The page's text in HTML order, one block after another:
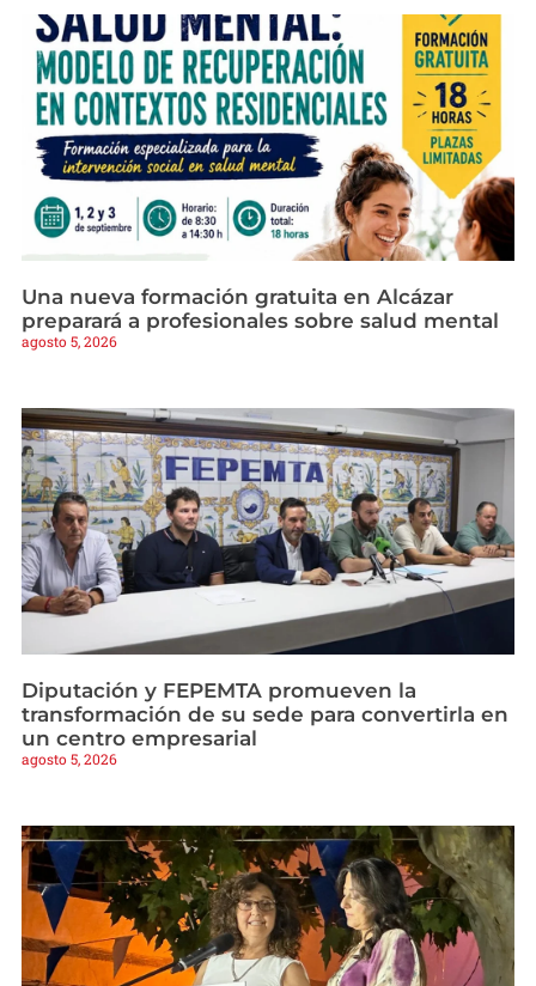
Una nueva formación gratuita en Alcázar
preparará a profesionales sobre salud mental
agosto 5, 2026
Diputación y FEPEMTA promueven la
transformación de su sede para convertirla en
un centro empresarial
agosto 5, 2026